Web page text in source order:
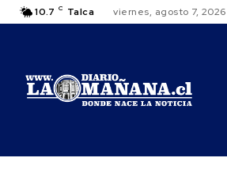
10.7 C Talca viernes, agosto 7, 2026